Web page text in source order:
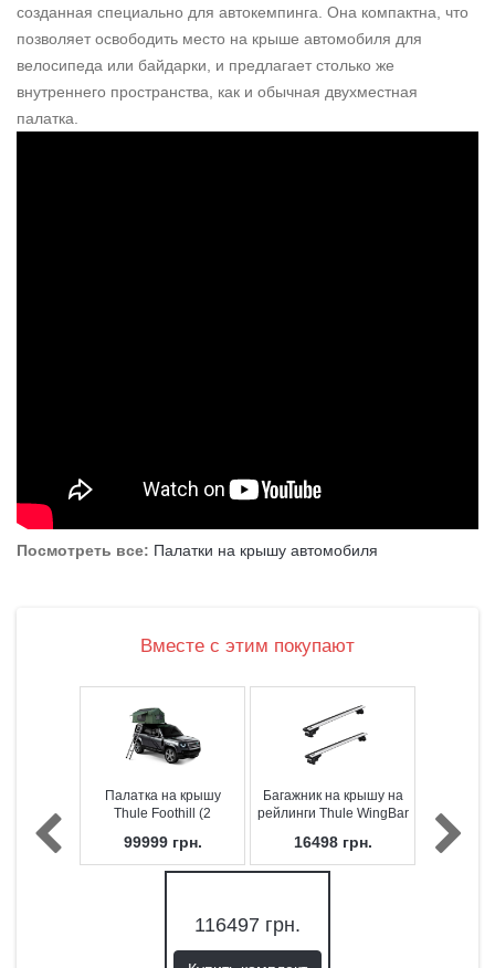
созданная специально для автокемпинга. Она компактна, что
позволяет освободить место на крыше автомобиля для
велосипеда или байдарки, и предлагает столько же
внутреннего пространства, как и обычная двухместная
палатка.
Посмотреть все: Палатки на крышу автомобиля
Вместе с этим покупают
Палатка на крышу
Thule Foothill (2
99999грн.
Багажник на крышу на
рейлинги Thule WingBar
16498грн.
116497 грн.